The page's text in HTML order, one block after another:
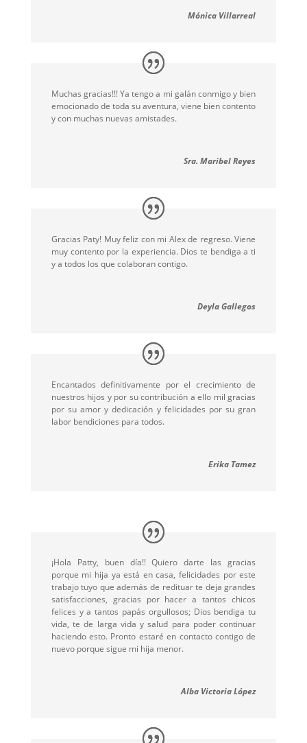
Mónica Villarreal
Muchas gracias!!! Ya tengo a mi galán conmigo y bien
emocionado de toda su aventura, viene bien contento
y con muchas nuevas amistades.
Sra. Maribel Reyes
Gracias Paty! Muy feliz con mi Alex de regreso. Viene
muy contento por la experiencia. Dios te bendiga a ti
y a todos los que colaboran contigo.
Deyla Gallegos
Encantados definitivamente por el crecimiento de
nuestros hijos y por su contribución a ello mil gracias
por su amor y dedicación y felicidades por su gran
labor bendiciones para todos.
Erika Tamez
¡Hola Patty, buen día!! Quiero darte las gracias
porque mi hija ya está en casa, felicidades por este
trabajo tuyo que además de redituar te deja grandes
satisfacciones, gracias por hacer a tantos chicos
felices y a tantos papás orgullosos; Dios bendiga tu
vida, te de larga vida y salud para poder continuar
haciendo esto. Pronto estaré en contacto contigo de
nuevo porque sigue mi hija menor.
Alba Victoria López